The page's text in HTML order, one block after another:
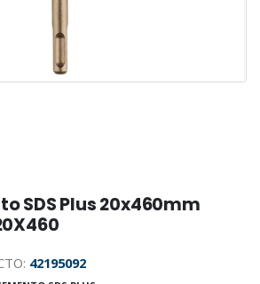
SDS Plus 20x460mm
42195092